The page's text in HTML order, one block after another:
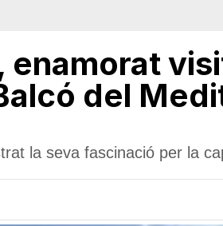
del
la seva fascinació per la